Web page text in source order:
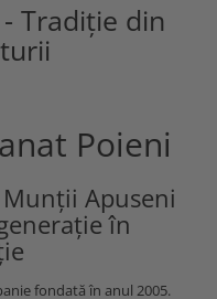
Tradiție din
Poieni
Apuseni
în
fondată în anul 2005.